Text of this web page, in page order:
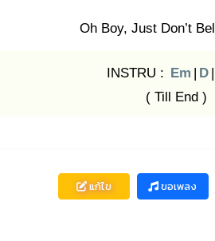
Oh Boy, Just Don’t
INSTRU : Em | D |
( Till End )
แก้ไข ขอเพลง